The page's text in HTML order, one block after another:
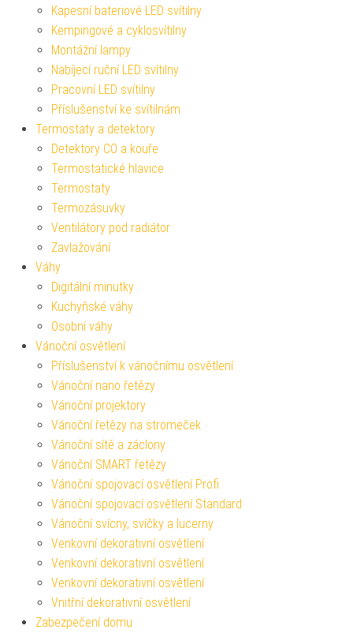
Kapesní bateriové LED svítilny
Kempingové a cyklosvítilny
Montážní lampy
Nabíjecí ruční LED svítilny
Pracovní LED svítilny
Příslušenství ke svítilnám
Termostaty a detektory
Detektory CO a kouře
Termostatické hlavice
Termostaty
Termozásuvky
Ventilátory pod radiátor
Zavlažování
Váhy
Digitální minutky
Kuchyňské váhy
Osobní váhy
Vánoční osvětlení
Příslušenství k vánočnímu osvětlení
Vánoční nano řetězy
Vánoční projektory
Vánoční řetězy na stromeček
Vánoční sítě a záclony
Vánoční SMART řetězy
Vánoční spojovací osvětlení Profi
Vánoční spojovací osvětlení Standard
Vánoční svícny, svíčky a lucerny
Venkovní dekorativní osvětlení
Venkovní dekorativní osvětlení
Venkovní dekorativní osvětlení
Vnitřní dekorativní osvětlení
Zabezpečení domu